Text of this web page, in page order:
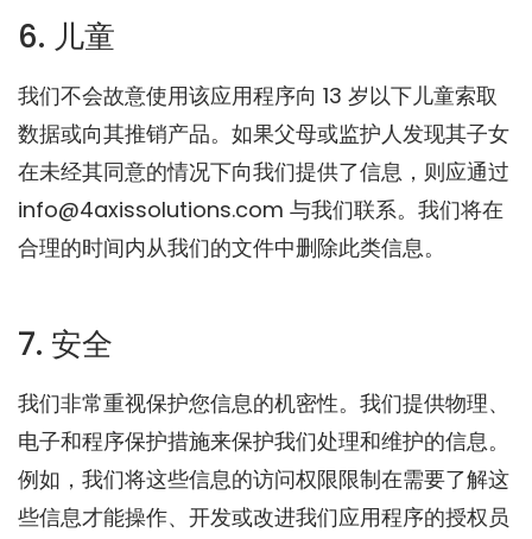
6. 儿童
我们不会故意使用该应用程序向 13 岁以下儿童索取
数据或向其推销产品。如果父母或监护人发现其子女
在未经其同意的情况下向我们提供了信息，则应通过
info@4axissolutions.com 与我们联系。我们将在
合理的时间内从我们的文件中删除此类信息。
7. 安全
我们非常重视保护您信息的机密性。我们提供物理、
电子和程序保护措施来保护我们处理和维护的信息。
例如，我们将这些信息的访问权限限制在需要了解这
些信息才能操作、开发或改进我们应用程序的授权员